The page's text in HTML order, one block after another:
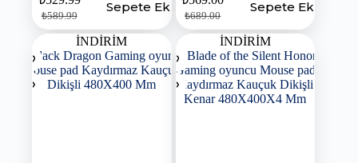
₺589.99
Sepete Ekle
₺689.00
Sepete Ekle
İNDİRİM İNDİRİM